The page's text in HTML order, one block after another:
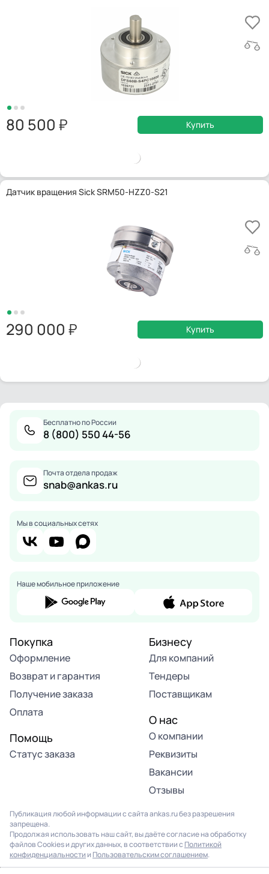
80 500 Купить
Датчик вращения Sick SRM50-HZZ0-S21
290 000 Купить
Бесплатно по России
8 (800) 550 44-56
Почта отдела продаж
snab@ankas.ru
Мы в социальных сетях
Наше мобильное приложение
Покупка
Оформление
Возврат и гарантия
Получение заказа
Оплата
Помощь
Статус заказа
Бизнесу
Для компаний
Тендеры
Поставщикам
О нас
О компании
Реквизиты
Вакансии
Отзывы
Публикация любой информации с сайта ankas.ru без разрешения
запрещена.
Продолжая использовать наш сайт, вы даёте согласие на обработку
файлов Cookies и других данных, в соответствии с Политикой
конфиденциальности и Пользовательским соглашением.